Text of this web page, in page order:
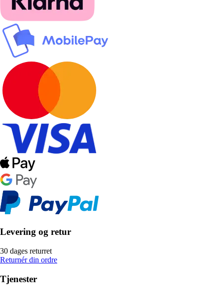
Levering og retur
30 dages returret
Returnér din ordre
Tjenester